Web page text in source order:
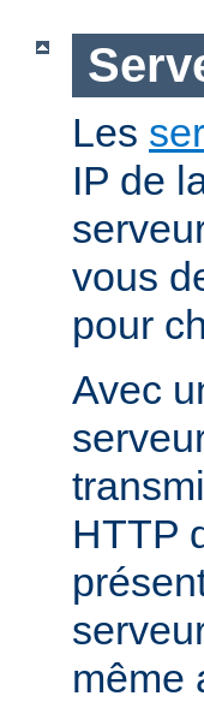
Les
IP de
vous
pour
Avec
HTTP
même